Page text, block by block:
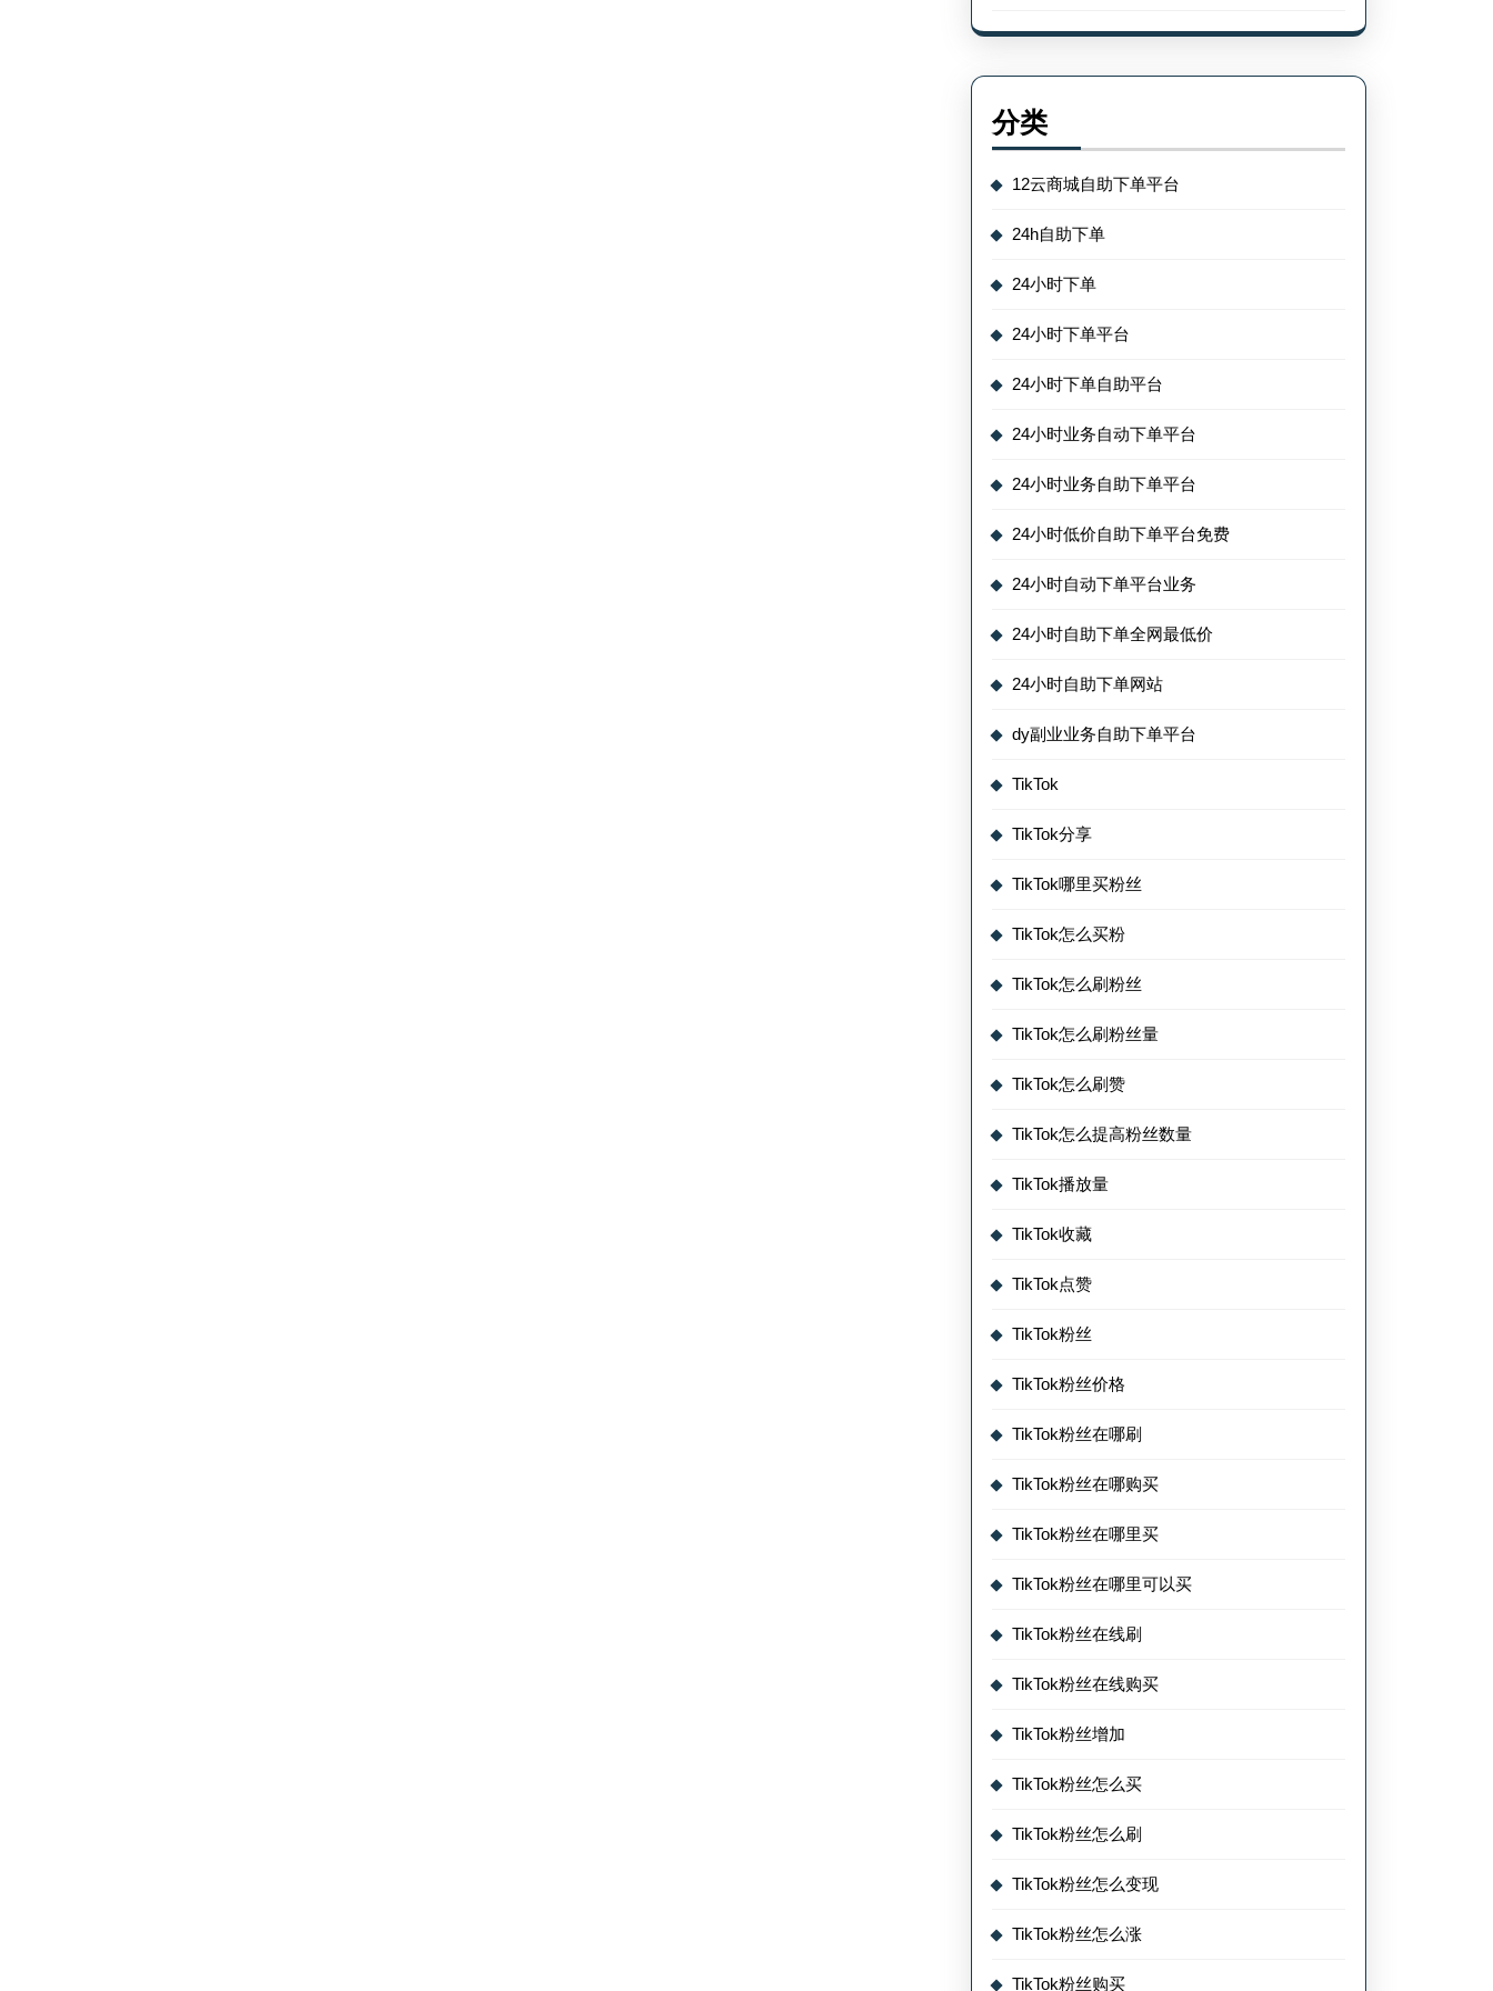
分类
12云商城自助下单平台
24h自助下单
24小时下单
24小时下单平台
24小时下单自助平台
24小时业务自动下单平台
24小时业务自助下单平台
24小时低价自助下单平台免费
24小时自动下单平台业务
24小时自助下单全网最低价
24小时自助下单网站
dy副业业务自助下单平台
TikTok
TikTok分享
TikTok哪里买粉丝
TikTok怎么买粉
TikTok怎么刷粉丝
TikTok怎么刷粉丝量
TikTok怎么刷赞
TikTok怎么提高粉丝数量
TikTok播放量
TikTok收藏
TikTok点赞
TikTok粉丝
TikTok粉丝价格
TikTok粉丝在哪刷
TikTok粉丝在哪购买
TikTok粉丝在哪里买
TikTok粉丝在哪里可以买
TikTok粉丝在线刷
TikTok粉丝在线购买
TikTok粉丝增加
TikTok粉丝怎么买
TikTok粉丝怎么刷
TikTok粉丝怎么变现
TikTok粉丝怎么涨
TikTok粉丝购买